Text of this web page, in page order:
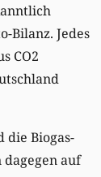
Bilanz. Jedes
CO2
die Biogas-
auf